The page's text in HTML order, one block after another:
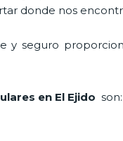
donde nos
y seguro
en El Ejidoson: